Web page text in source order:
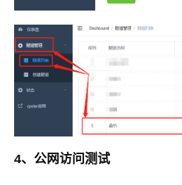
4、公网访问测试